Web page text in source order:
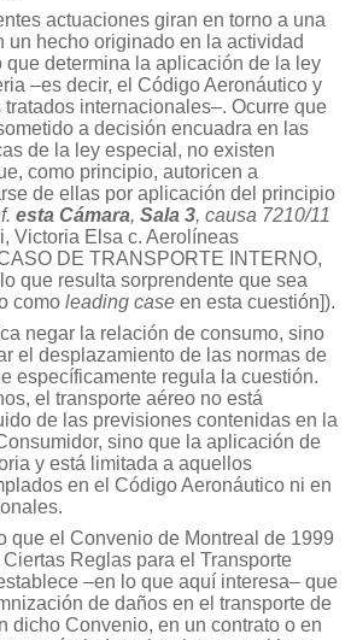
actuaciones giran en torno a una
un hecho originado en la actividad
que determina la aplicación de la ley
–es decir, el Código Aeronáutico y
tratados internacionales–. Ocurre que
a decisión encuadra en las
de la ley especial, no existen
como principio, autoricen a
de ellas por aplicación del principio
esta Cámara, Sala 3, causa 7210/11
Victoria Elsa c. Aerolíneas
DE TRANSPORTE INTERNO,
que resulta sorprendente que sea
como leading case en esta cuestión]).
negar la relación de consumo, sino
el desplazamiento de las normas de
específicamente regula la cuestión.
el transporte aéreo no está
de las previsiones contenidas en la
sino que la aplicación de
y está limitada a aquellos
en el Código Aeronáutico ni en
que el Convenio de Montreal de 1999
Reglas para el Transporte
–en lo que aquí interesa– que
de daños en el transporte de
dicho Convenio, en un contrato o en